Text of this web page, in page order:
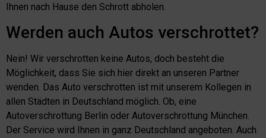
Ihnen nach Hause den Schrott abholen.
Werden auch Autos verschrottet?
Nein! Wir verschrotten keine Autos, doch besteht die
Möglichkeit, dass Sie sich hier direkt an unseren Partner
wenden. Das Auto verschrotten ist mit unserem Kollegen in
allen Städten in Deutschland möglich. Ob, eine
Autoverschrottung Berlin oder Autoverschrottung München.
Der Service wird Ihnen in ganz Deutschland angeboten. Auch